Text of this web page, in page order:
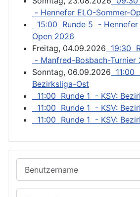
- Hennefer ELO-Sommer-
15:00 Runde 5 - Hennefer
Open 2026
Freitag, 04.09.2026 19:30
- Manfred-Bosbach-Turnier
Sonntag, 06.09.2026 11:00
Bezirksliga-Ost
11:00 Runde 1 - KSV:
11:00 Runde 1 - KSV:
11:00 Runde 1 - KSV: